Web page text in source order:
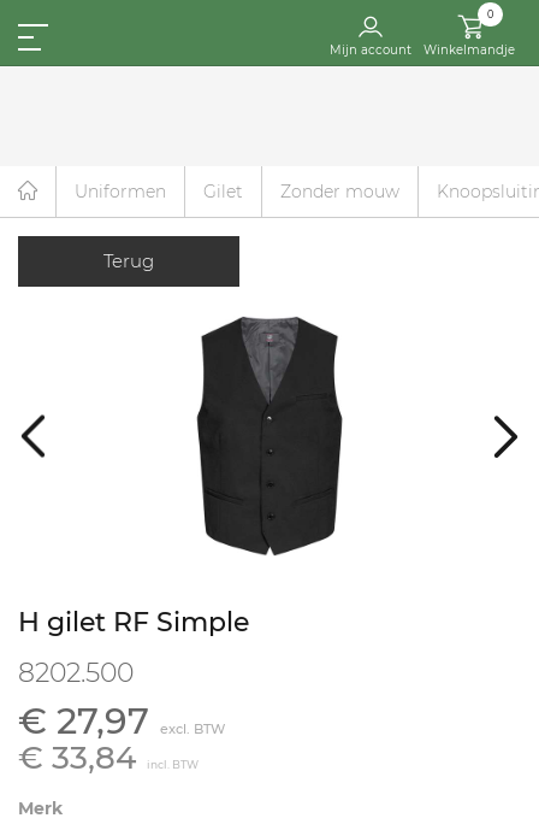
Mijn account
0
Winkelmandje
Uniformen Gilet Zonder mouw
Terug
H gilet RF Simple
8202.500
€ 27,97 excl. BTW
€ 33,84 incl. BTW
Merk